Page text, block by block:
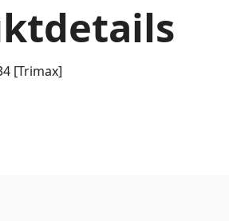
[Trimax]